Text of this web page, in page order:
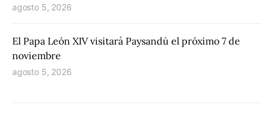
agosto 5, 2026
El Papa León XIV visitará Paysandú el próximo 7 de
noviembre
agosto 5, 2026